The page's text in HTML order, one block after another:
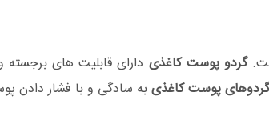
گردو پوست کاغذی دارای قابلیت های برجسته
پوست کاغذیبه سادگی و با فشار دادن